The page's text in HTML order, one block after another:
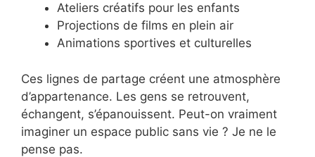
Ateliers créatifs pour les enfants
Projections de films en plein air
Animations sportives et culturelles
Ces lignes de partage créent une atmosphère
d’appartenance. Les gens se retrouvent,
échangent, s’épanouissent. Peut-on vraiment
imaginer un espace public sans vie ? Je ne le
pense pas.